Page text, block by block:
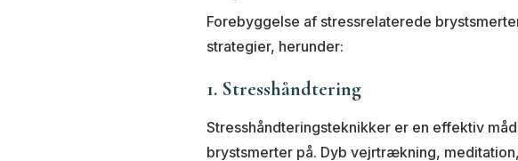
Forebyggelse af stressrelaterede
strategier, herunder:
1. Stresshåndtering
Stresshåndteringsteknikker er en effektiv
brystsmerter på. Dyb vejrtrækning,